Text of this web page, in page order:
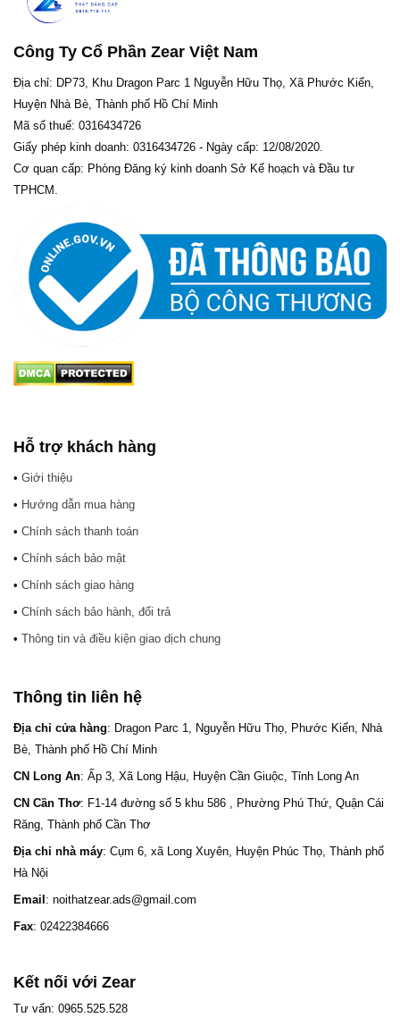
Công Ty Cổ Phần Zear Việt Nam
Địa chỉ: DP73, Khu Dragon Parc 1 Nguyễn Hữu Thọ, Xã Phước Kiển,
Huyện Nhà Bè, Thành phố Hồ Chí Minh
Mã số thuế: 0316434726
Giấy phép kinh doanh: 0316434726 - Ngày cấp: 12/08/2020.
Cơ quan cấp: Phòng Đăng ký kinh doanh Sở Kế hoạch và Đầu tư
TPHCM.
Hỗ trợ khách hàng
• Giới thiệu
• Hướng dẫn mua hàng
• Chính sách thanh toán
• Chính sách bảo mật
• Chính sách giao hàng
• Chính sách bảo hành, đổi trả
• Thông tin và điều kiện giao dịch chung
Thông tin liên hệ
Địa chỉ cửa hàng: Dragon Parc 1, Nguyễn Hữu Thọ, Phước Kiển, Nhà
Bè, Thành phố Hồ Chí Minh
CN Long An: Ấp 3, Xã Long Hậu, Huyện Cần Giuộc, Tỉnh Long An
CN Cần Thơ: F1-14 đường số 5 khu 586 , Phường Phú Thứ, Quận Cái
Răng, Thành phố Cần Thơ
Địa chỉ nhà máy: Cụm 6, xã Long Xuyên, Huyện Phúc Thọ, Thành phố
Hà Nội
Email : noithatzear.ads@gmail.com
Fax: 02422384666
Kết nối với Zear
Tư vấn: 0965.525.528